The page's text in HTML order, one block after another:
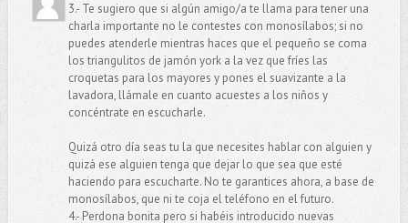
3.- Te sugiero que si algún amigo/a te llama para tener una
charla importante no le contestes con monosílabos; si no
puedes atenderle mientras haces que el pequeño se coma
los triangulitos de jamón york a la vez que fríes las
croquetas para los mayores y pones el suavizante a la
lavadora, llámale en cuanto acuestes a los niños y
concéntrate en escucharle.
Quizá otro día seas tu la que necesites hablar con alguien y
quizá ese alguien tenga que dejar lo que sea que esté
haciendo para escucharte. No te garantices ahora, a base de
monosílabos, que ni te coja el teléfono en el futuro.
4.- Perdona bonita pero si habéis introducido nuevas